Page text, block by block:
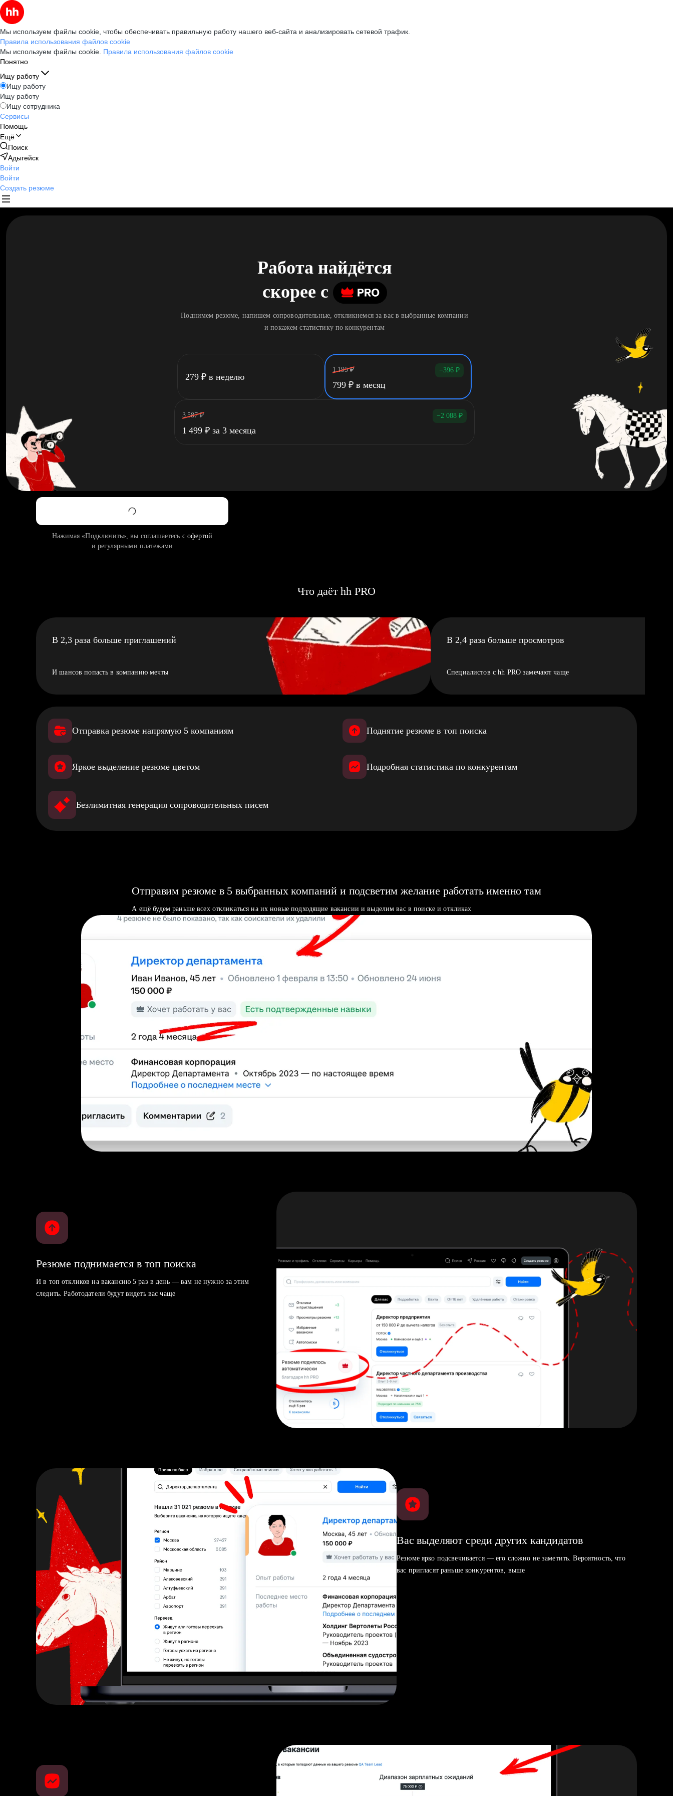
Мы используем файлы cookie, чтобы обеспечивать правильную работу нашего веб-сайта и анализировать сетевой трафик.
Правила использования файлов cookie
Мы используем файлы cookie. Правила использования файлов cookie
Понятно
Ищу работу
Ищу работу
Ищу работу
Ищу сотрудника
Сервисы
Помощь
Ещё
Поиск
Адыгейск
Войти
Войти
Создать резюме
Работа найдётся
скорее c
Поднимем резюме, напишем сопроводительные, откликнемся за вас в выбранные компании
и покажем статистику по конкурентам
279 ₽ в неделю
1 195 ₽ −396 ₽
799 ₽ в месяц
3 587 ₽ −2 088 ₽
1 499 ₽ за 3 месяца
Нажимая «Подключить», вы соглашаетесь с офертой
и регулярными платежами
Что даёт hh PRO
В 2,3 раза больше приглашений
И шансов попасть в компанию мечты
В 2,4 раза больше просмотров
Специалистов с hh PRO замечают чаще
Отправка резюме напрямую 5 компаниям Поднятие резюме в топ поиска
Яркое выделение резюме цветом Подробная статистика по конкурентам
Безлимитная генерация сопроводительных писем
Отправим резюме в 5 выбранных компаний и подсветим желание работать именно там
А ещё будем раньше всех откликаться на их новые подходящие вакансии и выделим вас в поиске и откликах
Резюме поднимается в топ поиска
И в топ откликов на вакансию 5 раз в день — вам не нужно за этим
следить. Работодатели будут видеть вас чаще
Вас выделяют среди других кандидатов
Резюме ярко подсвечивается — его сложно не заметить. Вероятность, что
вас пригласят раньше конкурентов, выше